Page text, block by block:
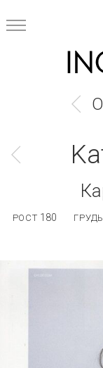
РОСТ 180 ГРУДЬ